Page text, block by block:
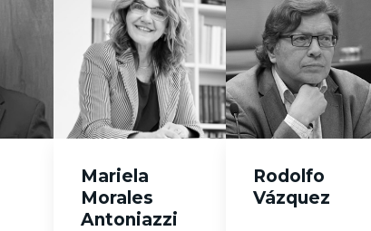
Mariela
Morales
Antoniazzi
Rodolfo
Vázquez